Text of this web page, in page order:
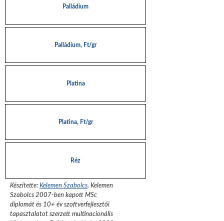
Palládium
Palládium, Ft/gr
Platina
Platina, Ft/gr
Réz
Készítette: Kelemen Szabolcs. Kelemen
Szabolcs 2007-ben kapott MSc
diplomát és 10+ év szoftverfejlesztői
tapasztalatot szerzett multinacionális